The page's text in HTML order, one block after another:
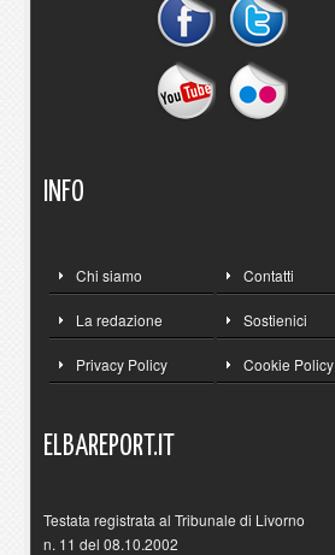
INFO
Chi siamo Contatti
La redazione Sostienici
Privacy Policy Cookie Policy
ELBAREPORT.IT
Testata registrata al Tribunale di Livorno
n. 11 del 08.10.2002